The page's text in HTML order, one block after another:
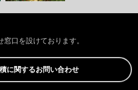
口を設けております。
に関するお問い合わせ